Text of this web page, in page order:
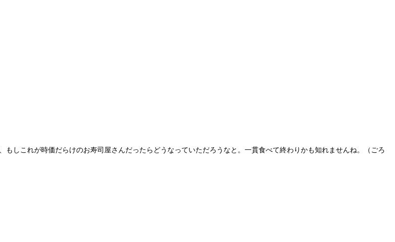
しこれが時価だらけのお寿司屋さんだったらどうなっていただろうなと。一貫食べて終わりかも知れませんね。（ごろ